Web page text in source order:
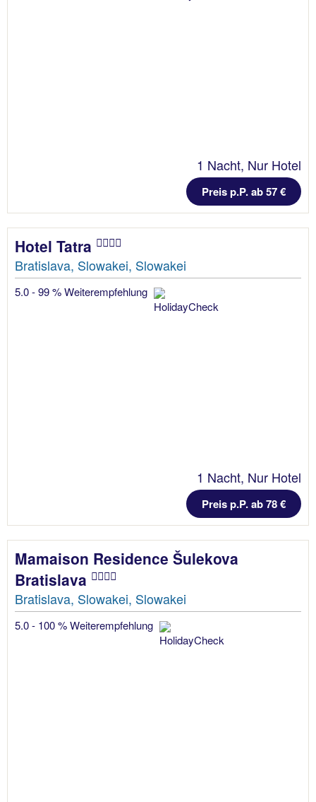
1 Nacht, Nur Hotel
Preis p.P. ab 57 €
Hotel Tatra
Bratislava, Slowakei, Slowakei
5.0 - 99 % Weiterempfehlung
1 Nacht, Nur Hotel
Preis p.P. ab 78 €
Mamaison Residence Šulekova
Bratislava
Bratislava, Slowakei, Slowakei
5.0 - 100 % Weiterempfehlung